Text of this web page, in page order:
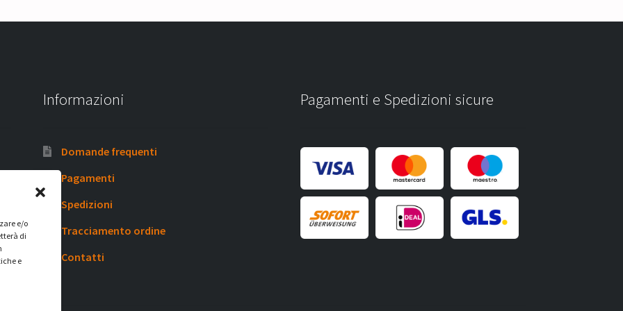
e/o
di
e
Informazioni
Domande frequenti
Pagamenti
Spedizioni
Tracciamento ordine
Contatti
Pagamenti e Spedizioni sicure